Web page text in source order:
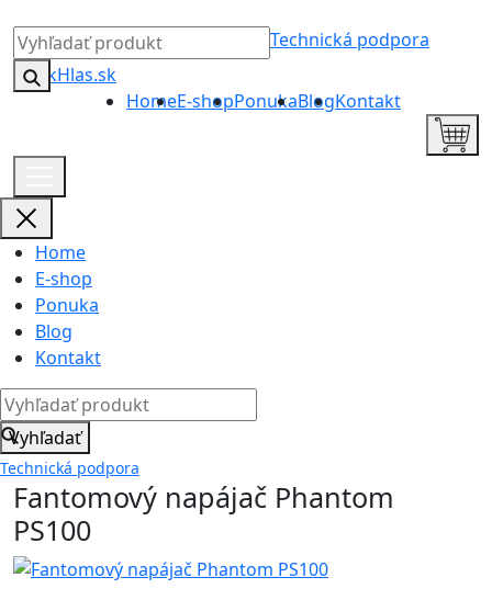
Technická podpora
HomeE-shopPonukaBlogKontakt
Home
E-shop
Ponuka
Blog
Kontakt
Vyhľadať
Technická podpora
Fantomový napájač Phantom
PS100